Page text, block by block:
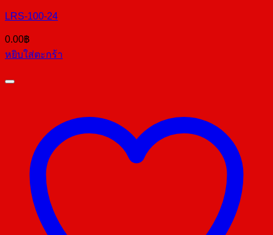
LRS-100-24
0.00฿
หยิบใส่ตะกร้า